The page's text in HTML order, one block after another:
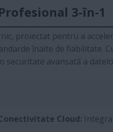
3-în-1
proiectat pentru a
înalte de fiabilitate.
avansată a
Cloud: